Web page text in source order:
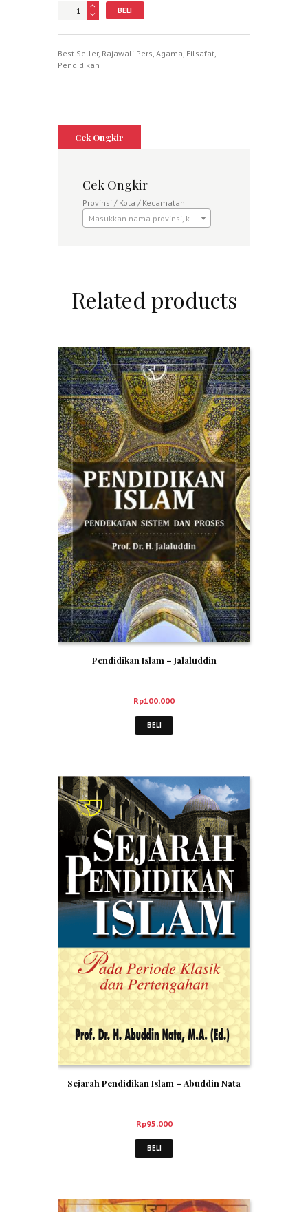
Jumlah BELI
Best Seller, Rajawali Pers, Agama, Filsafat,
Pendidikan
Cek Ongkir
Cek Ongkir
Provinsi / Kota / Kecamatan
Related products
Pendidikan Islam – Jalaluddin
Rp100,000
BELI
Sejarah Pendidikan Islam – Abuddin Nata
Rp95,000
BELI